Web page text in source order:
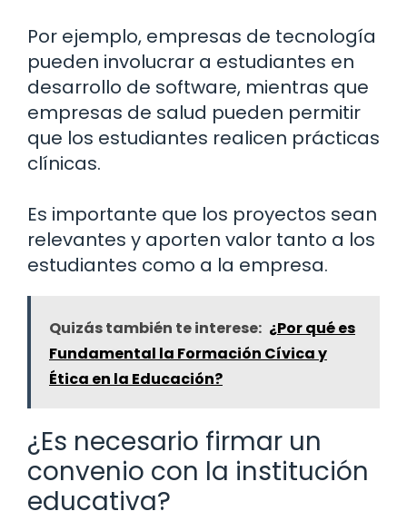
Por ejemplo, empresas de tecnología
pueden involucrar a estudiantes en
desarrollo de software, mientras que
empresas de salud pueden permitir
que los estudiantes realicen prácticas
clínicas.
Es importante que los proyectos sean
relevantes y aporten valor tanto a los
estudiantes como a la empresa.
Quizás también te interese: ¿Por qué es
Fundamental la Formación Cívica y
Ética en la Educación?
¿Es necesario firmar un
convenio con la institución
educativa?